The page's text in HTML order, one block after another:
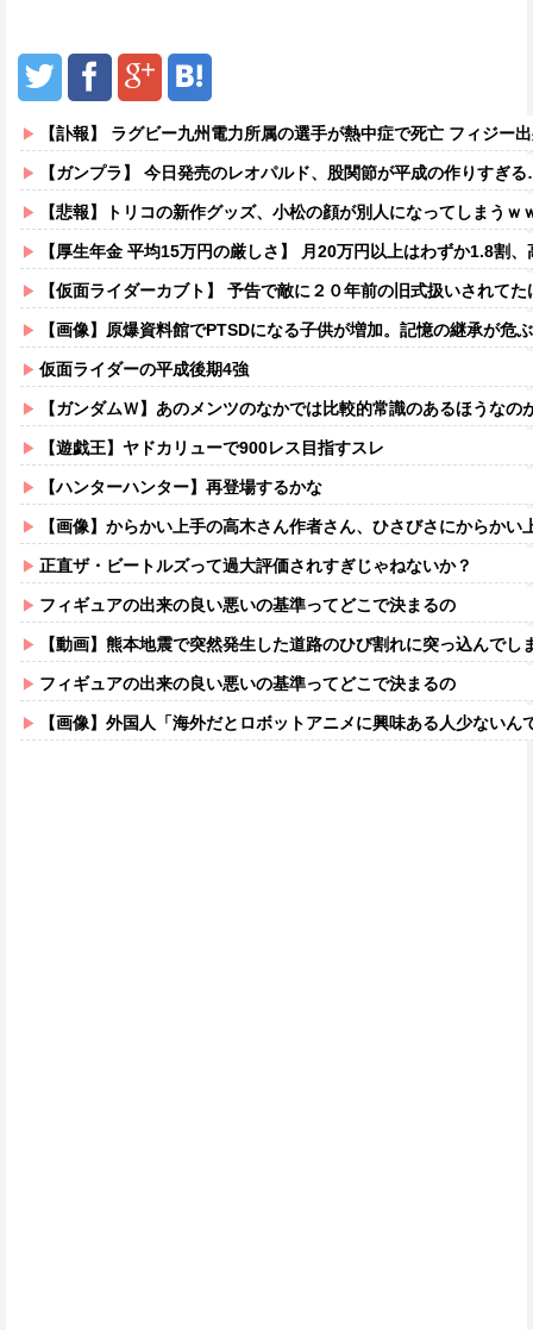
【訃報】 ラグビー九州電力所属の選手が熱中症で死亡 フィジー
【ガンプラ】 今日発売のレオパルド、股関節が平成の作りすぎ
【悲報】トリコの新作グッズ、小松の顔が別人になってしまうｗ
【厚生年金 平均15万円の厳しさ】 月20万円以上はわずか1.8割、高
【仮面ライダーカブト】 予告で敵に２０年前の旧式扱いされて
【画像】原爆資料館でPTSDになる子供が増加。記憶の継承が危
仮面ライダーの平成後期4強
【ガンダムＷ】あのメンツのなかでは比較的常識のあるほうなの
【遊戯王】ヤドカリューで900レス目指すスレ
【ハンターハンター】再登場するかな
【画像】からかい上手の高木さん作者さん、ひさびさにからかい上手の高木
正直ザ・ビートルズって過大評価されすぎじゃねないか？
フィギュアの出来の良い悪いの基準ってどこで決まるの
【動画】熊本地震で突然発生した道路のひび割れに突っ込んでし
フィギュアの出来の良い悪いの基準ってどこで決まるの
【画像】外国人「海外だとロボットアニメに興味ある人少ないん